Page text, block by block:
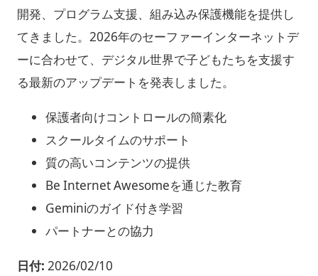
開発、プログラム支援、組み込み保護機能を提供し
てきました。2026年のセーファーインターネットデ
ーに合わせて、デジタル世界で子どもたちを支援す
る最新のアップデートを発表しました。
保護者向けコントロールの簡素化
スクールタイムのサポート
質の高いコンテンツの提供
Be Internet Awesomeを通じた教育
Geminiのガイド付き学習
パートナーとの協力
日付: 2026/02/10